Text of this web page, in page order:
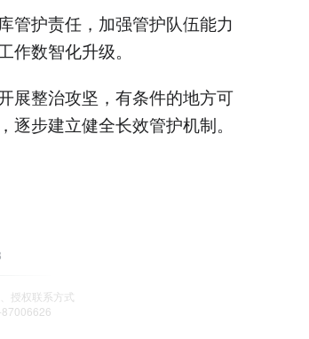
管护责任，加强管护队伍能力
数智化升级。
展整治攻坚，有条件的地方可
步建立健全长效管护机制。
授权联系方式